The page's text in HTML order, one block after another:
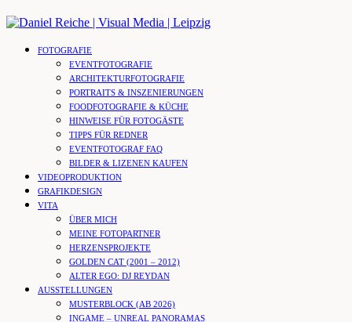
Skip
contentFOTOGRAFIE
EVENTFOTOGRAFIE
ARCHITEKTURFOTOGRAFIE
PORTRAITS & INSZENIERUNGEN
FOODFOTOGRAFIE & KÜCHE
HINWEISE FÜR FOTOGÄSTE
TIPPS FÜR REDNER
EVENTFOTOGRAF FAQ
BILDER & LIZENEN KAUFEN
VIDEOPRODUKTION
GRAFIKDESIGN
VITA
ÜBER MICH
MEINE FOTOPARTNER
HERZENSPROJEKTE
GOLDEN CAT (2001 – 2012)
ALTER EGO: DJ REYDAN
AUSSTELLUNGEN
MUSTERBLOCK (AB 2026)
INGAME – UNREAL PANORAMAS